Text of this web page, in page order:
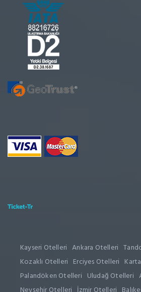
Kayseri Otelleri Ankara Otelleri
Kozaklı Otelleri Erciyes Otelleri
Palandöken Otelleri Uludağ Otelleri